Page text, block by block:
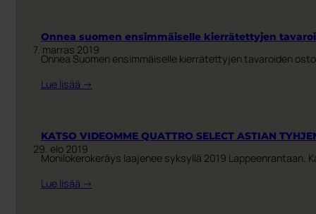
kierrätyskalusteet!
joulua
&
uutta
7. marras 2019
Onnea suomen ensimmäiselle kierrätettyjen
Onnea Suomen ensimmäiselle kierrätettyjen tavaroiden
Lue lisää →
ensimmäiselle
kierrätettyjen
tavaroiden
minimossenille!
29. elo 2019
KATSO VIDEOMME QUATTRO SELECT ASTIAN
Monilokerokeräys laajenee syksyllä 2019
Lue lisää →